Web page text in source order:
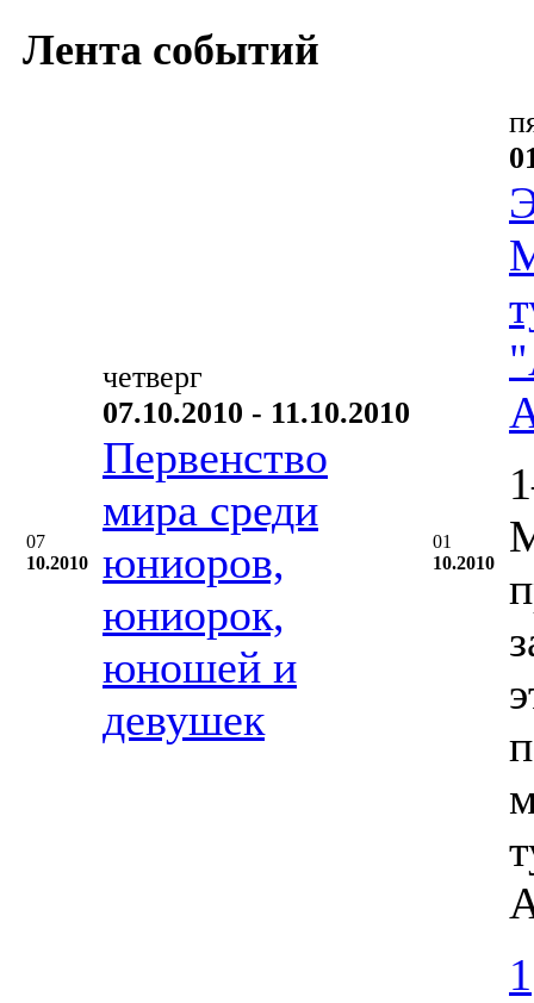
Лента событий
07
10.2010
четверг
07.10.2010 - 11.10.2010
Первенство
мира среди
юниоров,
юниорок,
юношей и
девушек
01
10.2010
1